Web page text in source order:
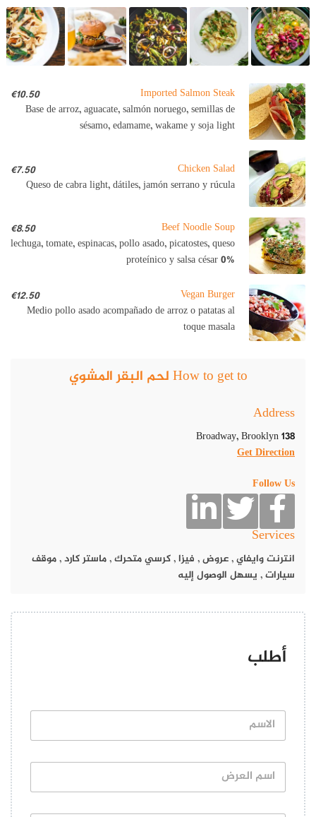
Imported Salmon Steak
€10.50
Base de arroz, aguacate, salmón noruego, semillas de
sésamo, edamame, wakame y soja light
Chicken Salad
€7.50
Queso de cabra light, dátiles, jamón serrano y rúcula
Beef Noodle Soup
€8.50
lechuga, tomate, espinacas, pollo asado, picatostes, queso
proteínico y salsa césar 0%
Vegan Burger
€12.50
Medio pollo asado acompañado de arroz o patatas al
toque masala
How to get to لحم البقر المشوي
Address
138 Broadway, Brooklyn
Get Direction
Follow Us
Services
انترنت وايفاي,عروض, فيزا,كرسي متحرك,ماستر كارد,موقف
سيارات, يسهل الوصول إليه
أطلب
ا
ا
ما
م